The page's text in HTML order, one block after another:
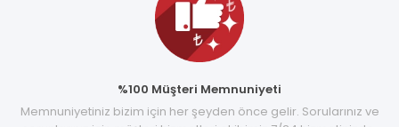
%100 Müşteri Memnuniyeti
Memnuniyetiniz bizim için her şeyden önce gelir. Sorularınız ve